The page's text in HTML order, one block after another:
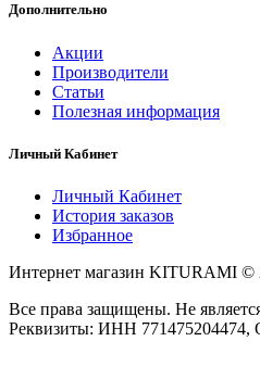
Дополнительно
Акции
Производители
Статьи
Полезная информация
Личный Кабинет
Личный Кабинет
История заказов
Избранное
Интернет магазин KITURAMI ©
Все права защищены. Не
Реквизиты: ИНН